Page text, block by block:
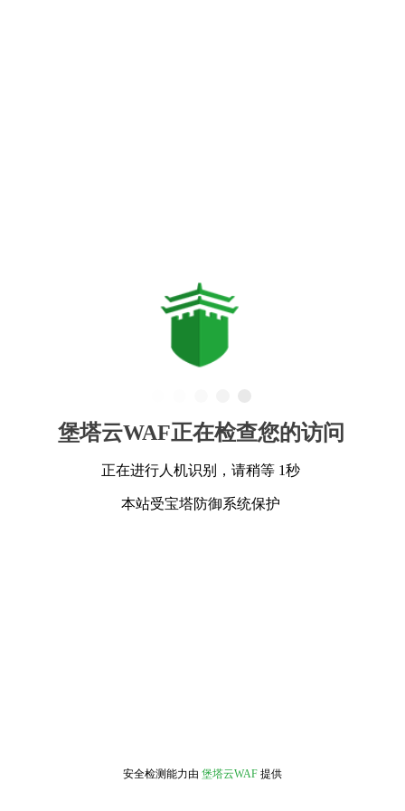
堡塔云WAF正在检查您的访问
正在进行人机识别，请稍等 1秒
本站受宝塔防御系统保护
安全检测能力由 堡塔云WAF 提供